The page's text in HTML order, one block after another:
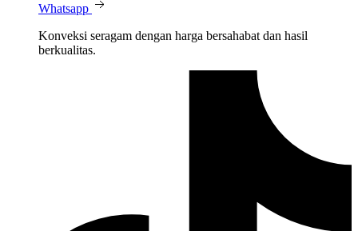
Whatsapp
Konveksi seragam dengan harga bersahabat dan hasil
berkualitas.